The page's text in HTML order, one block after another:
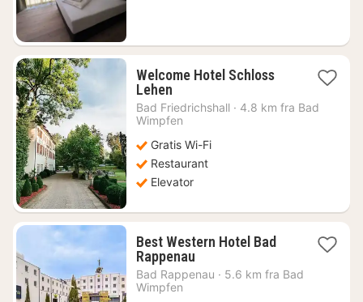
Welcome Hotel Schloss
Lehen1
nat
fra
kr.
Bad Friedrichshall · 4.8 km fra Bad
Wimpfen
Gratis Wi-Fi
Restaurant
Elevator
Best Western Hotel Bad
Rappenau1
nat
Bad Rappenau · 5.6 km fra Bad
Wimpfen